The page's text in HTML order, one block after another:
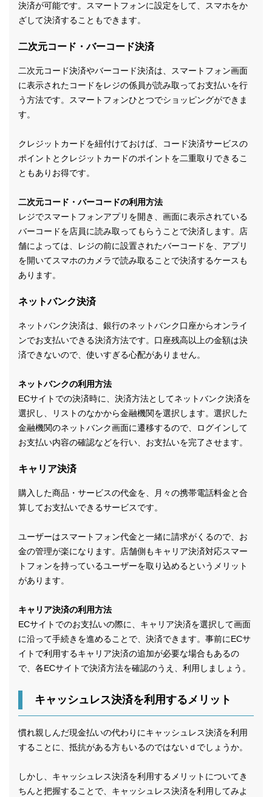
決済が可能です。スマートフォンに設定をして、スマホをか
ざして決済することもできます。
二次元コード・バーコード決済
二次元コード決済やバーコード決済は、スマートフォン画面
に表示されたコードをレジの係員が読み取ってお支払いを行
う方法です。スマートフォンひとつでショッピングができま
す。
クレジットカードを紐付けておけば、コード決済サービスの
ポイントとクレジットカードのポイントを二重取りできるこ
ともありお得です。
二次元コード・バーコードの利用方法
レジでスマートフォンアプリを開き、画面に表示されている
バーコードを店員に読み取ってもらうことで決済します。店
舗によっては、レジの前に設置されたバーコードを、アプリ
を開いてスマホのカメラで読み取ることで決済するケースも
あります。
ネットバンク決済
ネットバンク決済は、銀行のネットバンク口座からオンライ
ンでお支払いできる決済方法です。口座残高以上の金額は決
済できないので、使いすぎる心配がありません。
ネットバンクの利用方法
ECサイトでの決済時に、決済方法としてネットバンク決済を
選択し、リストのなかから金融機関を選択します。選択した
金融機関のネットバンク画面に遷移するので、ログインして
お支払い内容の確認などを行い、お支払いを完了させます。
キャリア決済
購入した商品・サービスの代金を、月々の携帯電話料金と合
算してお支払いできるサービスです。
ユーザーはスマートフォン代金と一緒に請求がくるので、お
金の管理が楽になります。店舗側もキャリア決済対応スマー
トフォンを持っているユーザーを取り込めるというメリット
があります。
キャリア決済の利用方法
ECサイトでのお支払いの際に、キャリア決済を選択して画面
に沿って手続きを進めることで、決済できます。事前にECサ
イトで利用するキャリア決済の追加が必要な場合もあるの
で、各ECサイトで決済方法を確認のうえ、利用しましょう。
キャッシュレス決済を利用するメリット
慣れ親しんだ現金払いの代わりにキャッシュレス決済を利用
することに、抵抗がある方もいるのではないｄでしょうか。
しかし、キャッシュレス決済を利用するメリットについてき
ちんと把握することで、キャッシュレス決済を利用してみよ